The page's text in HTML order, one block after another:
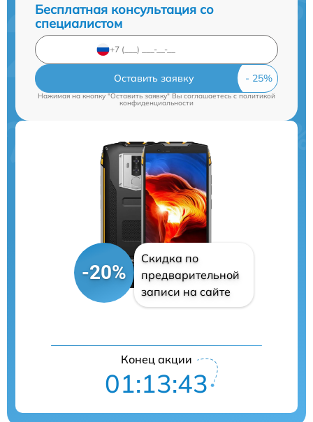
Бесплатная консультация со
специалистом
Оставить заявку
Нажимая на кнопку "Оставить заявку" Вы соглашаетесь cполитикой
конфиденциальности
-20%
Скидка по
предварительной
записи на сайте
Конец акции
01:13:42